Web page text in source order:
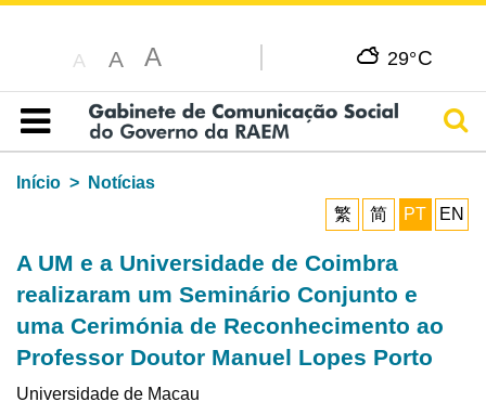
A A A 29°C
Índice
Início
Notícias
繁
简 PT EN
A UM e a Universidade de Coimbra
realizaram um Seminário Conjunto e
uma Cerimónia de Reconhecimento ao
Professor Doutor Manuel Lopes Porto
Universidade de Macau